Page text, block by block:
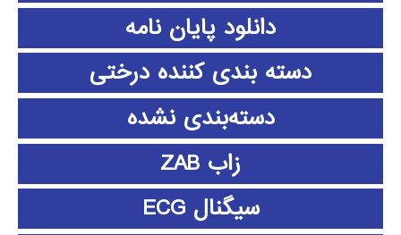
دانلود پايان نامه
دسته بندی کننده درختی
دسته‌بندی نشده
زاب ZAB
سیگنال ECG